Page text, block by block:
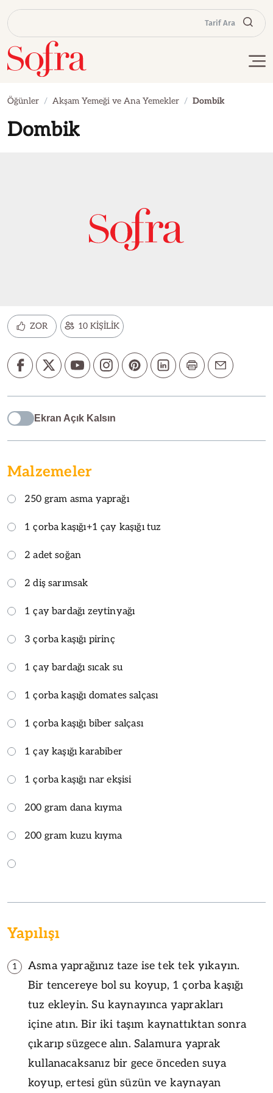
Tarif Ara
Öğünler Akşam Yemeği ve Ana Yemekler Dombik
Dombik
ZOR 10 KİŞİLİK
Ekran Açık Kalsın
Malzemeler
250 gram asma yaprağı
1 çorba kaşığı+1 çay kaşığı tuz
2 adet soğan
2 diş sarımsak
1 çay bardağı zeytinyağı
3 çorba kaşığı pirinç
1 çay bardağı sıcak su
1 çorba kaşığı domates salçası
1 çorba kaşığı biber salçası
1 çay kaşığı karabiber
1 çorba kaşığı nar ekşisi
200 gram dana kıyma
200 gram kuzu kıyma
Yapılışı
1
Asma yaprağınız taze ise tek tek yıkayın.
Bir tencereye bol su koyup, 1 çorba kaşığı
tuz ekleyin. Su kaynayınca yaprakları
içine atın. Bir iki taşım kaynattıktan sonra
çıkarıp süzgece alın. Salamura yaprak
kullanacaksanız bir gece önceden suya
koyup, ertesi gün süzün ve kaynayan